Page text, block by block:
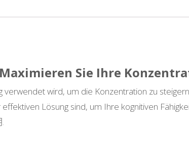
Sie Ihre
wird, um die Konzentration zu
Lösung sind, um Ihre kognitiven
.